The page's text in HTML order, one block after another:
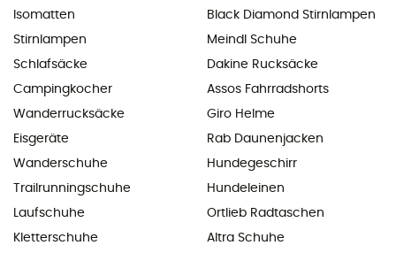
Isomatten
Stirnlampen
Schlafsäcke
Campingkocher
Wanderrucksäcke
Eisgeräte
Wanderschuhe
Trailrunningschuhe
Laufschuhe
Kletterschuhe
Black Diamond Stirnlampen
Meindl Schuhe
Dakine Rucksäcke
Assos Fahrradshorts
Giro Helme
Rab Daunenjacken
Hundegeschirr
Hundeleinen
Ortlieb Radtaschen
Altra Schuhe